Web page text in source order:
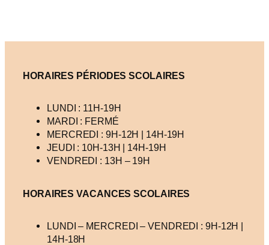
HORAIRES PÉRIODES SCOLAIRES
LUNDI : 11H-19H
MARDI : FERMÉ
MERCREDI : 9H-12H | 14H-19H
JEUDI : 10H-13H | 14H-19H
VENDREDI : 13H – 19H
HORAIRES VACANCES SCOLAIRES
LUNDI – MERCREDI – VENDREDI : 9H-12H |
14H-18H